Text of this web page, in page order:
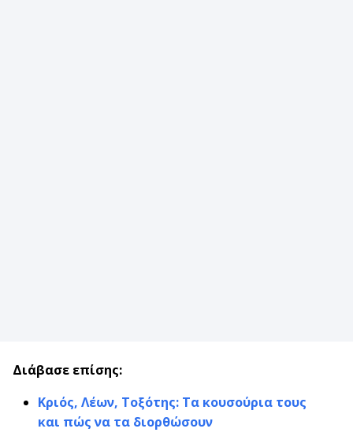
Διάβασε επίσης:
Κριός, Λέων, Τοξότης: Τα κουσούρια τους
και πώς να τα διορθώσουν